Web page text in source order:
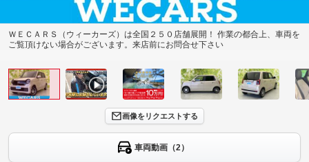
ＷＥＣＡＲＳ（ウィーカーズ）は全国２５０店舗展開！ 作業の都合上、車両を
ご覧頂けない場合がございます。来店前にお問合せ下さい
画像をリクエストする
車両動画（2）